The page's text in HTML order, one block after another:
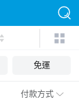
免運
付款方式